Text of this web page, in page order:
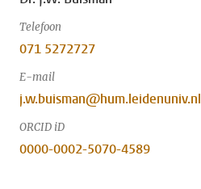
Telefoon
071 5272727
E-mail
j.w.buisman@hum.leidenuniv.nl
ORCID iD
0000-0002-5070-4589